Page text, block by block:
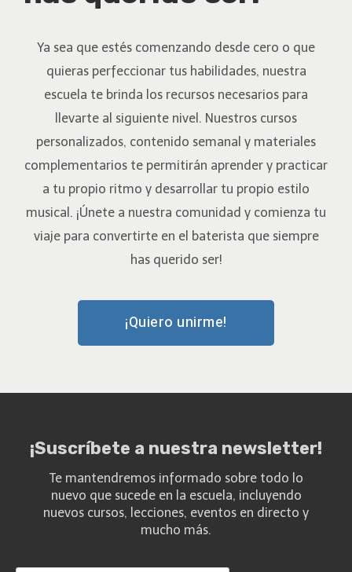
Ya sea que estés comenzando desde cero o que
quieras perfeccionar tus habilidades, nuestra
escuela te brinda los recursos necesarios para
llevarte al siguiente nivel. Nuestros cursos
personalizados, contenido semanal y materiales
complementarios te permitirán aprender y practicar
a tu propio ritmo y desarrollar tu propio estilo
musical. ¡Únete a nuestra comunidad y comienza tu
viaje para convertirte en el baterista que siempre
has querido ser!
¡Quiero unirme!
¡Suscríbete a nuestra newsletter!
Te mantendremos informado sobre todo lo
nuevo que sucede en la escuela, incluyendo
nuevos cursos, lecciones, eventos en directo y
mucho más.